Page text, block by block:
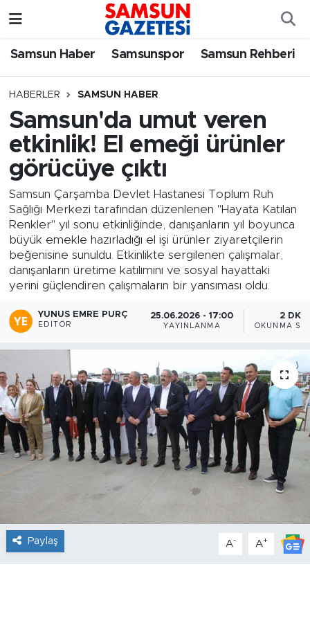
Samsun Haber Samsunspor Samsun Rehberi
HABERLER SAMSUN HABER
Samsun'da umut veren
etkinlik! El emeği ürünler
görücüye çıktı
Samsun Çarşamba Devlet Hastanesi Toplum Ruh
Sağlığı Merkezi tarafından düzenlenen "Hayata Katılan
Renkler" yıl sonu etkinliğinde, danışanların yıl boyunca
büyük emekle hazırladığı el işi ürünler ziyaretçilerin
beğenisine sunuldu. Etkinlikte sergilenen çalışmalar,
danışanların üretime katılımını ve sosyal hayattaki
yerini güçlendiren çalışmaların bir yansıması oldu.
YUNUS EMRE PURÇ
EDITÖR
25.06.2026 - 17:00
YAYINLANMA
2 DK
OKUNMA
Paylaş A- A+
Samsun Haber
Samsun Rehberi
Resmi İlanlar
Samsun Nöbetçi Eczaneler
SAMSUN Namaz Vakitleri
Samsun Trafik Yoğunluk Haritası
Süper Lig Puan Durumu ve Fikstür
Tüm Manşetler
Son Dakika Haberleri